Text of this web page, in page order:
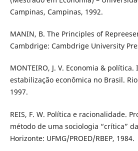
Campinas, Campinas, 1992.
MANIN, B. The Principles of
Cambdrige: Cambdrige University
MONTEIRO, J. V. Economia &
estabilização econômica no Brasil. Rio
1997.
REIS, F. W. Política e racionalidade.
método de uma sociologia “crítica”
Horizonte: UFMG/PROED/RBEP, 1984.